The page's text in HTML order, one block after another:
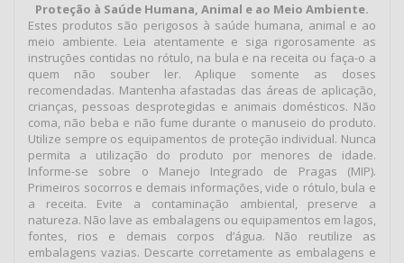
Proteção à Saúde Humana, Animal e ao Meio Ambiente.
Estes produtos são perigosos à saúde humana, animal e ao
meio ambiente. Leia atentamente e siga rigorosamente as
instruções contidas no rótulo, na bula e na receita ou faça-o a
quem não souber ler. Aplique somente as doses
recomendadas. Mantenha afastadas das áreas de aplicação,
crianças, pessoas desprotegidas e animais domésticos. Não
coma, não beba e não fume durante o manuseio do produto.
Utilize sempre os equipamentos de proteção individual. Nunca
permita a utilização do produto por menores de idade.
Informe-se sobre o Manejo Integrado de Pragas (MIP).
Primeiros socorros e demais informações, vide o rótulo, bula e
a receita. Evite a contaminação ambiental, preserve a
natureza. Não lave as embalagens ou equipamentos em lagos,
fontes, rios e demais corpos d’água. Não reutilize as
embalagens vazias. Descarte corretamente as embalagens e